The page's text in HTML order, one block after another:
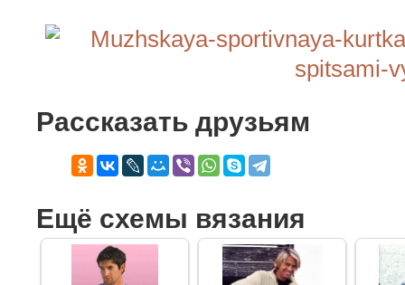
Рассказать друзьям
Ещё схемы вязания